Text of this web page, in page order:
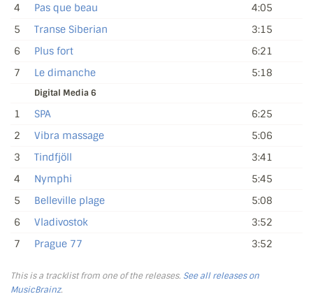
4
Pas que beau
4:05
5
Transe Siberian
3:15
6
Plus fort
6:21
7
Le dimanche 5:18
Digital Media 6
1 SPA
6:25
2
Vibra massage
5:06
3
Tindfjöll
3:41
4
Nymphi
5:45
5
Belleville plage
5:08
6
Vladivostok
3:52
7
Prague 77 3:52
This is a tracklist from one of the releases. See all releases on
MusicBrainz.